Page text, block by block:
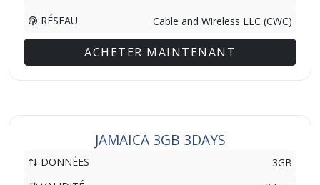
RÉSEAU Cable and Wireless LLC (CWC)
ACHETER MAINTENANT
JAMAICA 3GB 3DAYS
DONNÉES
3GB